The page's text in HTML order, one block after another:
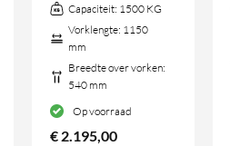
Capaciteit: 1500 KG
Vorklengte: 1150
mm
Breedte over vorken:
540 mm
Op voorraad
€2.195,00